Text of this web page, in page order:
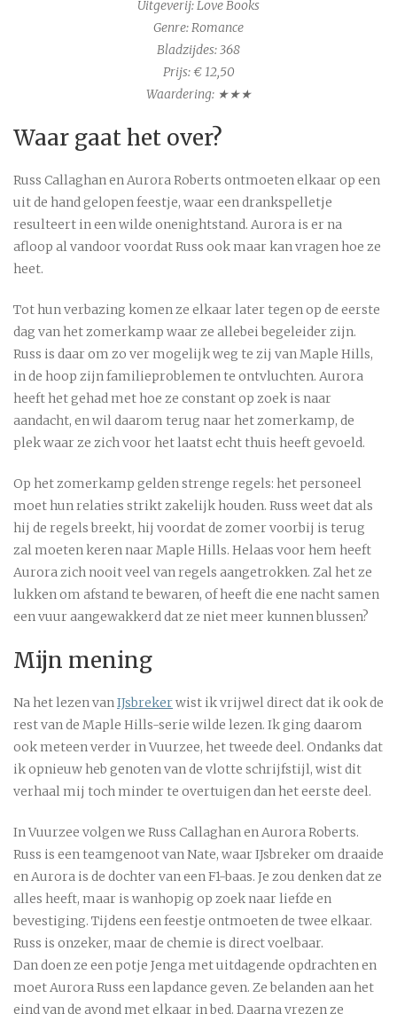
Uitgeverij: Love Books
Genre: Romance
Bladzijdes:368
Prijs: € 12,50
Waardering: ★★★
Waar gaat het over?
Russ Callaghan en Aurora Roberts ontmoeten elkaar op een
uit de hand gelopen feestje, waar een drankspelletje
resulteert in een wilde onenightstand. Aurora is er na
afloop al vandoor voordat Russ ook maar kan vragen hoe ze
heet.
Tot hun verbazing komen ze elkaar later tegen op de eerste
dag van het zomerkamp waar ze allebei begeleider zijn.
Russ is daar om zo ver mogelijk weg te zij van Maple Hills,
in de hoop zijn familieproblemen te ontvluchten. Aurora
heeft het gehad met hoe ze constant op zoek is naar
aandacht, en wil daarom terug naar het zomerkamp, de
plek waar ze zich voor het laatst echt thuis heeft gevoeld.
Op het zomerkamp gelden strenge regels: het personeel
moet hun relaties strikt zakelijk houden. Russ weet dat als
hij de regels breekt, hij voordat de zomer voorbij is terug
zal moeten keren naar Maple Hills. Helaas voor hem heeft
Aurora zich nooit veel van regels aangetrokken. Zal het ze
lukken om afstand te bewaren, of heeft die ene nacht samen
een vuur aangewakkerd dat ze niet meer kunnen blussen?
Mijn mening
Na het lezen vanIJsbrekerwist ik vrijwel direct dat ik ook de
rest van de Maple Hills-serie wilde lezen. Ik ging daarom
ook meteen verder in Vuurzee, het tweede deel. Ondanks dat
ik opnieuw heb genoten van de vlotte schrijfstijl, wist dit
verhaal mij toch minder te overtuigen dan het eerste deel.
In Vuurzee volgen we Russ Callaghan en Aurora Roberts.
Russ is een teamgenoot van Nate, waar IJsbreker om draaide
en Aurora is de dochter van een F1-baas. Je zou denken dat ze
alles heeft, maar is wanhopig op zoek naar liefde en
bevestiging. Tijdens een feestje ontmoeten de twee elkaar.
Russ is onzeker, maar de chemie is direct voelbaar.
Dan doen ze een potje Jenga met uitdagende opdrachten en
moet Aurora Russ een lapdance geven. Ze belanden aan het
eind van de avond met elkaar in bed. Daarna vrezen ze